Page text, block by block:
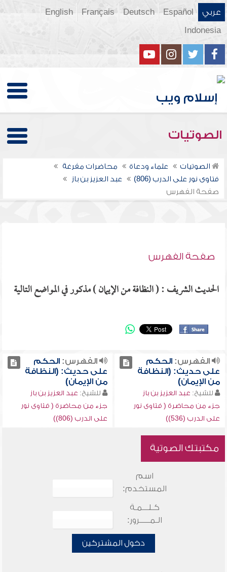
عربي Español
Deutsch
Français
English
Indonesia
الصوتيات
الصوتيات علماء ودعاة
محاضرات مفرغة
فتاوى نور على الدرب (806)
عبد العزيز بن باز
صفحة الفهرس
صفحة الفهرس
الحديث الشريف : ( النظافة من الإيمان ) مذكور في المواضع التالية
الفهرس:الحكم
على حديث: (النظافة
من الإيمان)
للشيخ: عبد العزيز بن باز
جزء من محاضرة ( فتاوى نور
على الدرب (536))
الفهرس:الحكم
على حديث: (النظافة
من الإيمان)
للشيخ: عبد العزيز بن باز
جزء من محاضرة ( فتاوى نور
على الدرب (806))
مكتبتك الصوتية
اسم
المستخدم:
كـلـــمـة
الـمـــــرور:
دخول المشتركين